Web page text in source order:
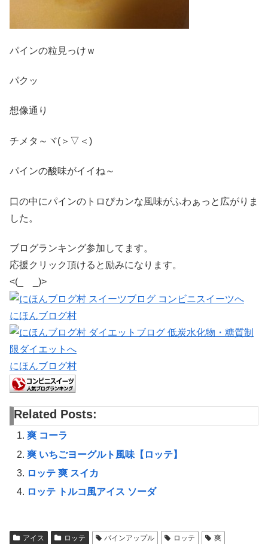
パインの粒見っけｗ
パクッ
想像通り
チメタ～ヾ(＞▽＜)
パインの酸味がイイね～
口の中にパインのトロぴカンな風味がふわぁっと広がりま
した。
ブログランキング参加してます。
応援クリック頂けると励みになります。
<(_ _)>
にほんブログ村
にほんブログ村
Related Posts:
爽 コーラ
爽 いちごヨーグルト風味【ロッテ】
ロッテ 爽 スイカ
ロッテ トルコ風アイス ソーダ
アイス ロッテ パインアップル ロッテ 爽